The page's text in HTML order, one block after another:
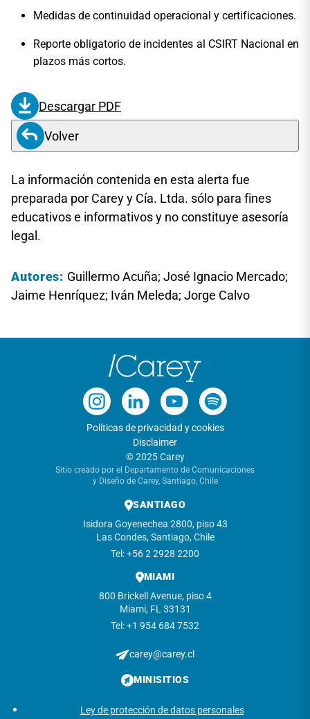
Medidas de continuidad operacional y certificaciones.
Reporte obligatorio de incidentes al CSIRT Nacional en
plazos más cortos.
Descargar PDF
Volver
La información contenida en esta alerta fue
preparada por Carey y Cía. Ltda. sólo para fines
educativos e informativos y no constituye asesoría
legal.
Autores: Guillermo Acuña; José Ignacio Mercado;
Jaime Henríquez; Iván Meleda; Jorge Calvo
Políticas de privacidad y cookies
Disclaimer
© 2025 Carey
Sitio creado por el Departamento de Comunicaciones
y Diseño de Carey, Santiago, Chile
SANTIAGO
Isidora Goyenechea 2800, piso 43
Las Condes, Santiago, Chile
Tel: +56 2 2928 2200
MIAMI
800 Brickell Avenue, piso 4
Miami, FL 33131
Tel: +1 954 684 7532
carey@carey.cl
MINISITIOS
Ley de protección de datos personales